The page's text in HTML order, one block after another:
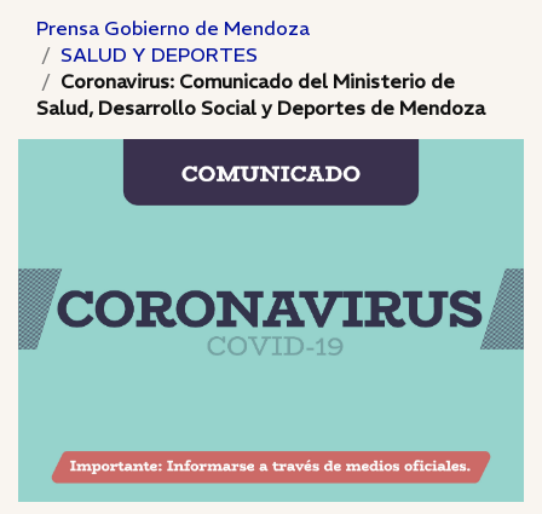
Prensa Gobierno de Mendoza
SALUD Y DEPORTES
Coronavirus: Comunicado del Ministerio de
Salud, Desarrollo Social y Deportes de Mendoza